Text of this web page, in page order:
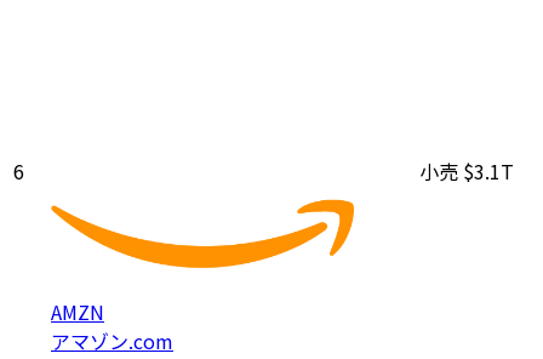
6
AMZN
アマゾン.com
小売 $3.1T